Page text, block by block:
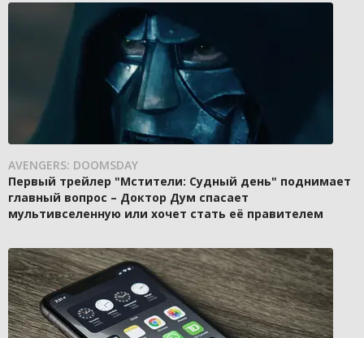
AVENGERS: DOOMSDAY
Первый трейлер "Мстители: Судный день" поднимает
главный вопрос – Доктор Дум спасает
мультивселенную или хочет стать её правителем